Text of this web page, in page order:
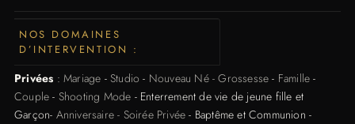
NOS DOMAINES
D’INTERVENTION :
Privées :Mariage -Studio - Nouveau Né - Grossesse - Famille -
Couple - Shooting Mode - Enterrement de vie de jeune fille et
Garçon- Anniversaire - Soirée Privée - Baptême et Communion -